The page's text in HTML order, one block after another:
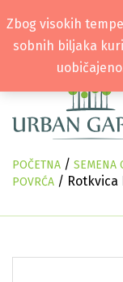
POČETNA / SEMENA
POVRĆA / Rotkvica
Zbog visokih
sobnih biljaka